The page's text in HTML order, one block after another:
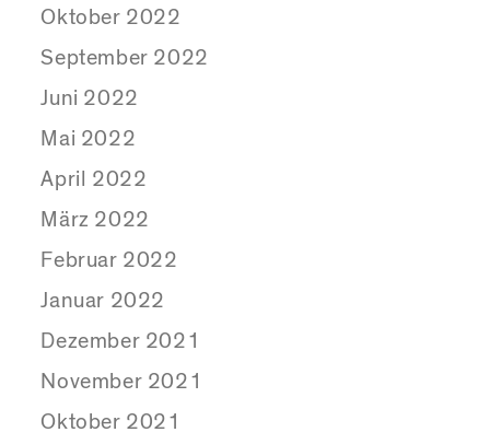
Oktober 2022
September 2022
Juni 2022
Mai 2022
April 2022
März 2022
Februar 2022
Januar 2022
Dezember 2021
November 2021
Oktober 2021